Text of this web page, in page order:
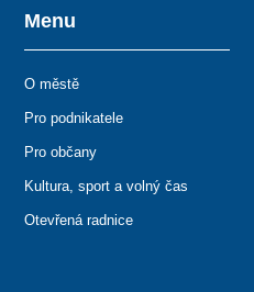
Menu
O městě
Pro podnikatele
Pro občany
Kultura, sport a volný čas
Otevřená radnice